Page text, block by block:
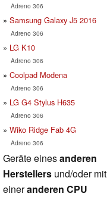
Adreno 306
Samsung Galaxy J5 2016
Adreno 306
LG K10
Adreno 306
Coolpad Modena
Adreno 306
LG G4 Stylus H635
Adreno 306
Wiko Ridge Fab 4G
Adreno 306
Geräte einesanderen
Herstellers und/oder mit
eineranderen CPU